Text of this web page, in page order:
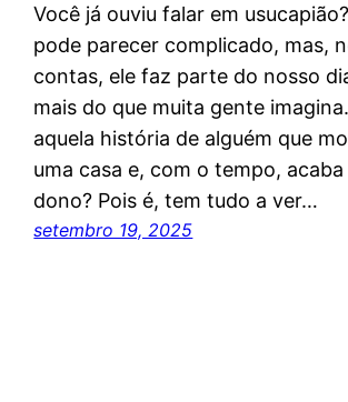
Você já ouviu falar em
pode parecer complicado, mas,
contas, ele faz parte do nosso
mais do que muita gente
aquela história de alguém que
uma casa e, com o tempo,
dono? Pois é, tem tudo a ver…
setembro 19, 2025